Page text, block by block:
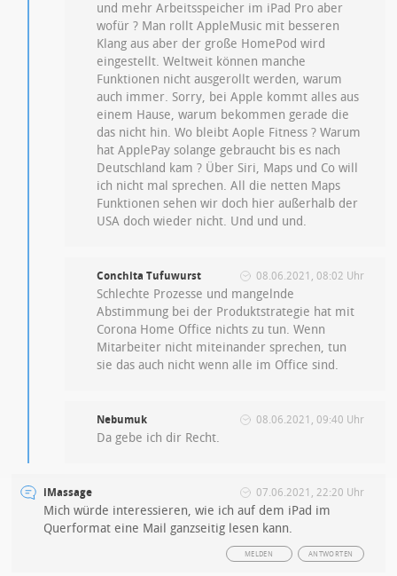
und mehr Arbeitsspeicher im iPad Pro aber
wofür ? Man rollt AppleMusic mit besseren
Klang aus aber der große HomePod wird
eingestellt. Weltweit können manche
Funktionen nicht ausgerollt werden, warum
auch immer. Sorry, bei Apple kommt alles aus
einem Hause, warum bekommen gerade die
das nicht hin. Wo bleibt Aople Fitness ? Warum
hat ApplePay solange gebraucht bis es nach
Deutschland kam ? Über Siri, Maps und Co will
ich nicht mal sprechen. All die netten Maps
Funktionen sehen wir doch hier außerhalb der
USA doch wieder nicht. Und und und.
Conchita Tufuwurst 08.06.2021, 08:02 Uhr
Schlechte Prozesse und mangelnde
Abstimmung bei der Produktstrategie hat mit
Corona Home Office nichts zu tun. Wenn
Mitarbeiter nicht miteinander sprechen, tun
sie das auch nicht wenn alle im Office sind.
Nebumuk 08.06.2021, 09:40 Uhr
Da gebe ich dir Recht.
iMassage 07.06.2021, 22:20 Uhr
Mich würde interessieren, wie ich auf dem iPad im
Querformat eine Mail ganzseitig lesen kann.
ANTWORTEN
MELDEN